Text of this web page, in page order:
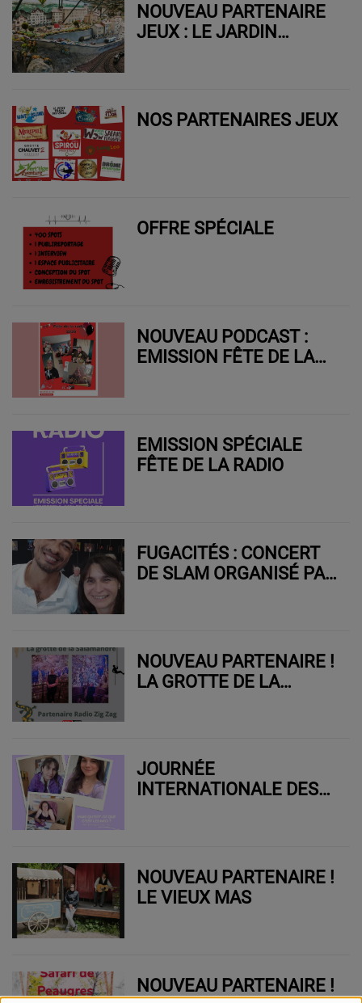
NOUVEAU PARTENAIRE
JEUX : LE JARDIN
NOS PARTENAIRES JEUX
OFFRE SPÉCIALE
NOUVEAU PODCAST :
EMISSION FÊTE DE LA
EMISSION SPÉCIALE
FÊTE DE LA RADIO
FUGACITÉS : CONCERT
DE SLAM ORGANISÉ PAR
NOUVEAU PARTENAIRE !
LA GROTTE DE LA
JOURNÉE
INTERNATIONALE DES
NOUVEAU PARTENAIRE !
LE VIEUX MAS
NOUVEAU PARTENAIRE !